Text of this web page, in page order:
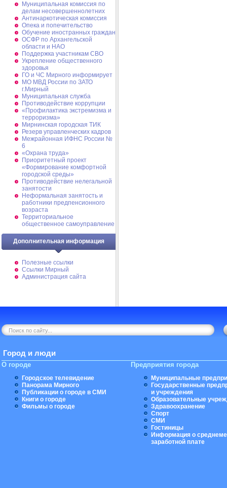
Муниципальная комиссия по
делам несовершеннолетних
Антинаркотическая комиссия
Опека и попечительство
Обучение иностранных граждан
ОСФР по Архангельской
области и НАО
Поддержка участникам СВО
Укрепление общественного
здоровья
ГО и ЧС Мирного информирует
МО МВД России по ЗАТО
г.Мирный
Муниципальная cлужба
Противодействие коррупции
«Профилактика экстремизма и
терроризма»
Мирнинская городская ТИК
Резерв управленческих кадров
Межрайонная ИФНС России №
6
«Охрана труда»
Приоритетный проект
«Формирование комфортной
городской среды»
Противодействие нелегальной
занятости
Неформальная занятость и
работники предпенсионного
возраста
Территориальное
общественное самоуправление
Дополнительная информация
Полезные ссылки
Ссылки Мирный
Администрация сайта
Город и люди
О городе
Городское телевидение
Панорама Мирного
Публикации о городе в СМИ
Книги о городе
Фильмы о городе
Предприятия города
Муниципальные
Государственные
и учреждения
Образовательные
Здравоохранение
Спорт
СМИ
Гостиницы
Информация о
заработной плате